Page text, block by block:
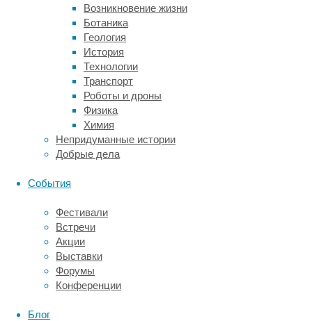
Возникновение жизни
Ботаника
Геология
История
Технологии
Транспорт
Роботы и дроны
Физика
Химия
Непридуманные истории
Добрые дела
События
Фестивали
Встречи
Акции
Выставки
Форумы
Конференции
Блог
эксперименте
человека
подтвержденным
клинически
диагнозом
СЗФС
контрольного
субъекта
нормальными
ритмами.
Их
попросили
в
течение
двух